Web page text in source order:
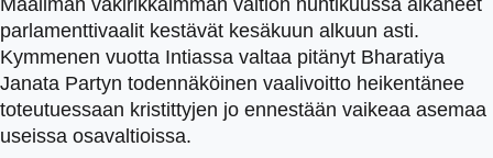
Maailman väkirikkaimman valtion huhtikuussa alkaneet
parlamenttivaalit kestävät kesäkuun alkuun asti.
Kymmenen vuotta Intiassa valtaa pitänyt Bharatiya
Janata Partyn todennäköinen vaalivoitto heikentänee
toteutuessaan kristittyjen jo ennestään vaikeaa asemaa
useissa osavaltioissa.